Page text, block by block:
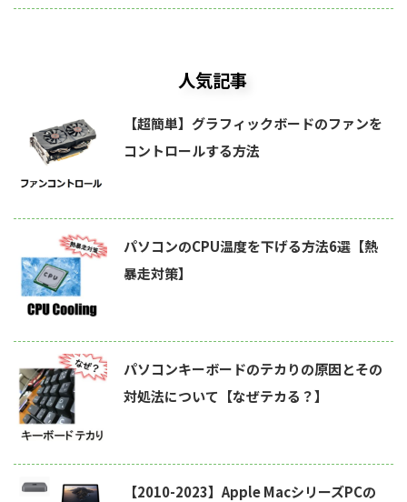
人気記事
【超簡単】グラフィックボードのファンを
コントロールする方法
パソコンのCPU温度を下げる方法6選【熱
暴走対策】
パソコンキーボードのテカりの原因とその
対処法について【なぜテカる？】
【2010-2023】Apple MacシリーズPCの